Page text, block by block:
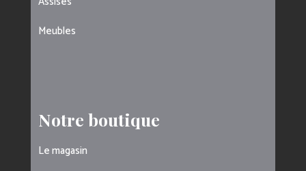
Meubles
Notre boutique
Le magasin